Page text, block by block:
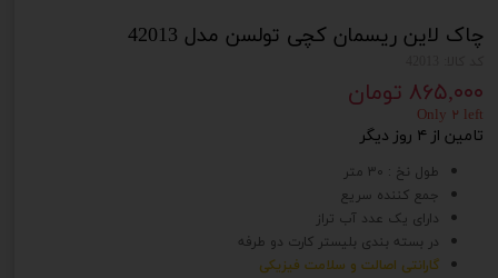
چاک لاین ریسمان کچی تولسن مدل 42013
۸۶۵,۰۰۰ تومان
Only ۲ left
تامین از ۴ روز دیگر
طول نخ : 30 متر
جمع کننده سریع
دارای یک عدد آب تراز
در بسته بندی بلیستر کارت دو طرفه
گارانتی اصالت و سلامت فیزیکی